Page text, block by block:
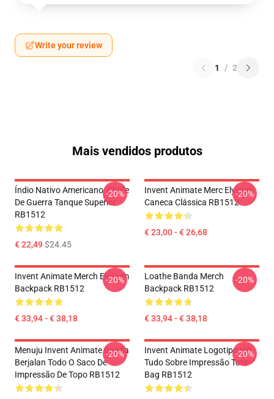
Write your review
1 / 2
Mais vendidos produtos
Índio Nativo Americano: Chefe
De Guerra Tanque Superior
RB1512
€ 22,49$24.45
-20%
Invent Animate Merc Elysium
Caneca Clássica RB1512
€ 23,00 - € 26,68
-20%
Invent Animate Merch Elysium
Backpack RB1512
€ 33,94 - € 38,18
-20%
Loathe Banda Merch
Backpack RB1512
€ 33,94 - € 38,18
-20%
Menuju Invent Animate Banda
Berjalan Todo O Saco De
Impressão De Topo RB1512
-20%
Invent Animate Logotipo HD
Tudo Sobre Impressão Tote
Bag RB1512
-20%